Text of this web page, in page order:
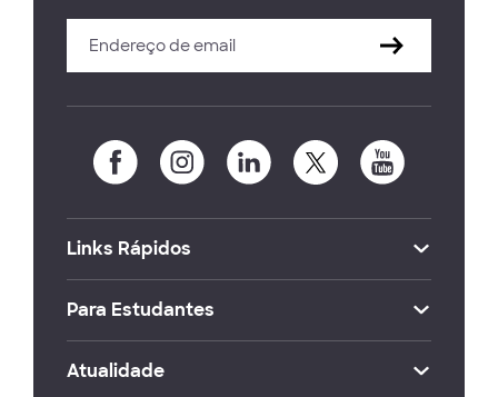
Links Rápidos
Para Estudantes
Atualidade